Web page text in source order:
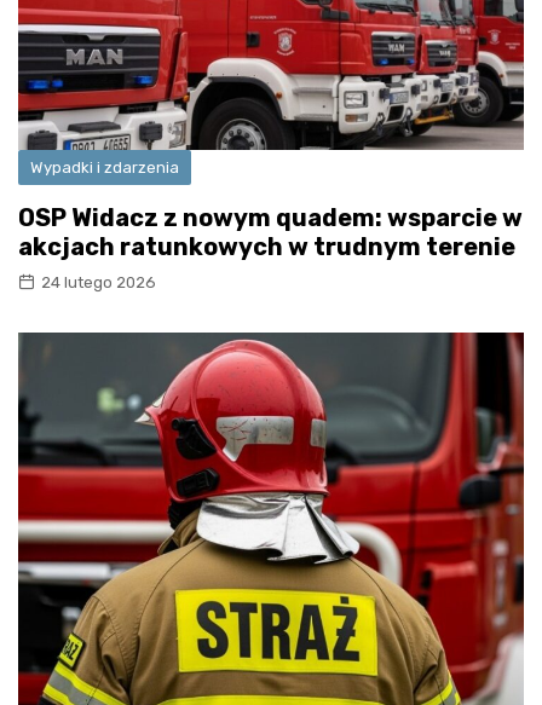
Wypadki i zdarzenia
OSP Widacz z nowym quadem: wsparcie w
akcjach ratunkowych w trudnym terenie
24 lutego 2026